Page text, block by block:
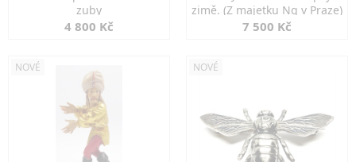
zuby
4 800 Kč
zimě. (Z majetku Ng v Praze)
7 500 Kč
NOVÉ NOVÉ